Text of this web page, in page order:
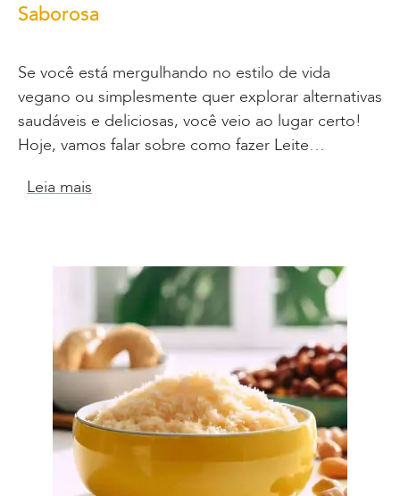
Saborosa
Se você está mergulhando no estilo de vida
vegano ou simplesmente quer explorar alternativas
saudáveis e deliciosas, você veio ao lugar certo!
Hoje, vamos falar sobre como fazer Leite…
Leia mais